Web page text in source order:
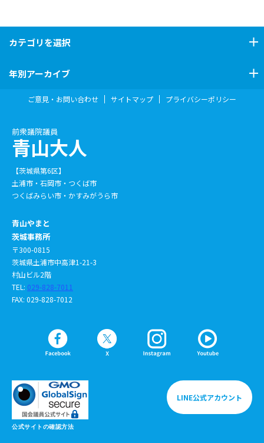
カテゴリを選択
年別アーカイブ
前衆議院議員
青山大人
【茨城県第6区】
土浦市・石岡市・つくば市
つくばみらい市・かすみがうら市
青山やまと
茨城事務所
〒300-0815
茨城県土浦市中高津1-21-3
村山ビル2階
TEL: 029-828-7011
FAX: 029-828-7012
公式サイトの確認方法
LINE公式アカウント
ご意見・お問い合わせ サイトマップ プライバシーポリシー